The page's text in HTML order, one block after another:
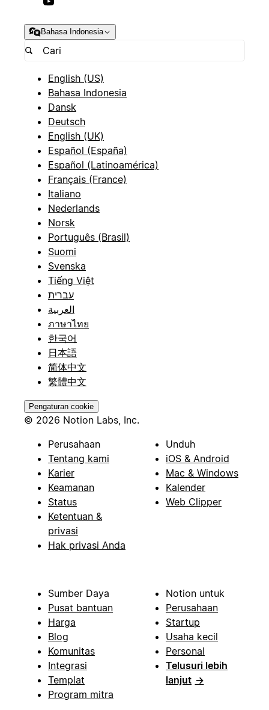
Bahasa Indonesia
English (US)
Bahasa Indonesia
Dansk
Deutsch
English (UK)
Español (España)
Español (Latinoamérica)
Français (France)
Italiano
Nederlands
Norsk
Português (Brasil)
Suomi
Svenska
Tiếng Việt
עברית
العربية
ภาษาไทย
한국어
日本語
简体中文
繁體中文
Pengaturan cookie
© 2026 Notion Labs, Inc.
Perusahaan
Tentang kami
Karier
Keamanan
Status
Ketentuan &
privasi
Hak privasi Anda
Unduh
iOS & Android
Mac & Windows
Kalender
Web Clipper
Sumber Daya
Pusat bantuan
Harga
Blog
Komunitas
Integrasi
Templat
Program mitra
Notion untuk
Perusahaan
Startup
Usaha kecil
Personal
Telusuri lebih
lanjut →